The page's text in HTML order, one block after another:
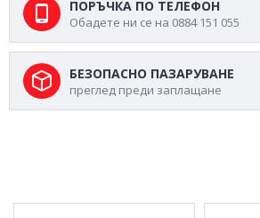
ПОРЪЧКА ПО ТЕЛЕФОН
Обадете ни се на 0884 151 055
БЕЗОПАСНО ПАЗАРУВАНЕ
преглед преди заплащане